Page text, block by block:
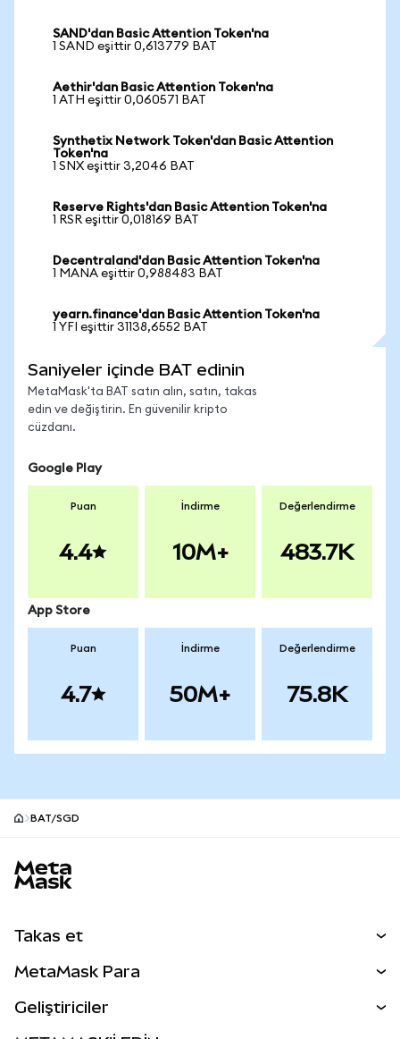
SAND'dan Basic Attention Token'na
1 SAND eşittir 0,613779 BAT
Aethir'dan Basic Attention Token'na
1 ATH eşittir 0,060571 BAT
Synthetix Network Token'dan Basic Attention
Token'na
1 SNX eşittir 3,2046 BAT
Reserve Rights'dan Basic Attention Token'na
1 RSR eşittir 0,018169 BAT
Decentraland'dan Basic Attention Token'na
1 MANA eşittir 0,988483 BAT
yearn.finance'dan Basic Attention Token'na
1 YFI eşittir 31138,6552 BAT
Saniyeler içinde BAT edinin
MetaMask'ta BAT satın alın, satın, takas
edin ve değiştirin. En güvenilir kripto
cüzdanı.
Google Play
Puan
4.4
İndirme
10M+
Değerlendirme
483.7K
App Store
Puan
4.7
İndirme
50M+
Değerlendirme
75.8K
BAT/SGD
Takas et
Perps
MetaMask Para
Geliştiriciler